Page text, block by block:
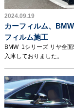
2024.09.19
カーフィルム、
フィルム施工
BMW 1シリーズ リヤ全
入庫しておりました。